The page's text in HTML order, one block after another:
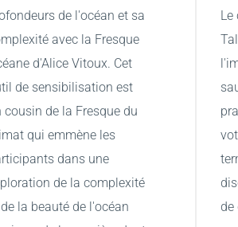
de l'océan et sa
avec la Fresque
d'Alice Vitoux. Cet
de sensibilisation est
cousin de la Fresque du
qui emmène les
dans une
de la complexité
la beauté de l'océan
Le
de